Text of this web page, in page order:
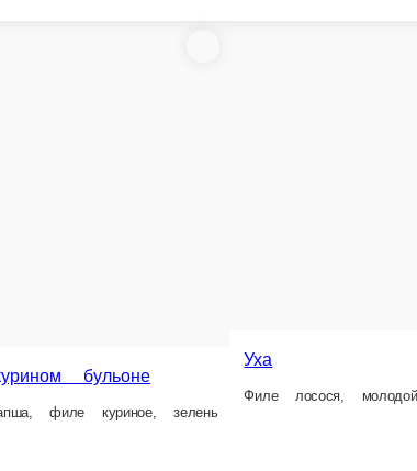
бульоне
филе куриное, зелень
Филе лосося, молодой